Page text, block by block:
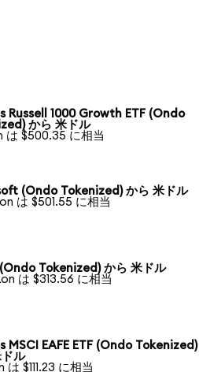
Russell 1000 Growth ETF (Ondo
から 米ドル
は $500.35 に相当
(Ondo Tokenized) から 米ドル
は $501.55 に相当
Tokenized) から 米ドル
は $313.56 に相当
MSCI EAFE ETF (Ondo Tokenized)
ル
は $111.23 に相当